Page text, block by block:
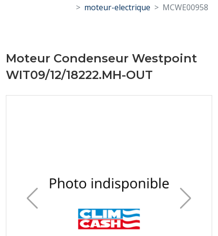
moteur-electrique
MCWE00958
Moteur Condenseur Westpoint
WIT09/12/18222.MH-OUT